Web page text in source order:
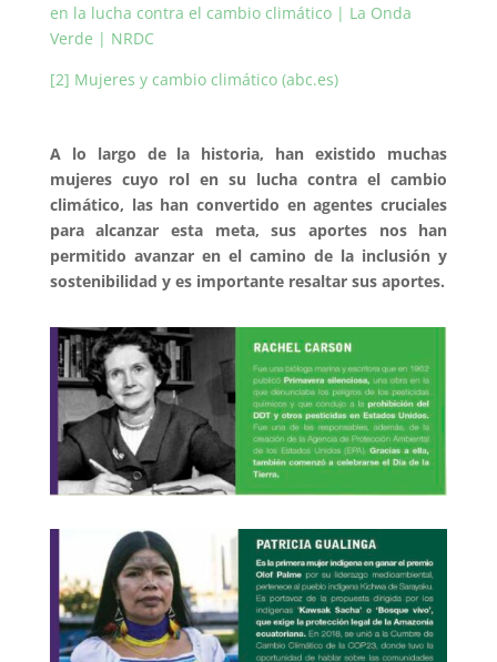
en la lucha contra el cambio climático | La Onda
Verde | NRDC
[2] Mujeres y cambio climático (abc.es)
A lo largo de la historia, han existido muchas
mujeres cuyo rol en su lucha contra el cambio
climático, las han convertido en agentes cruciales
para alcanzar esta meta, sus aportes nos han
permitido avanzar en el camino de la inclusión y
sostenibilidad y es importante resaltar sus aportes.